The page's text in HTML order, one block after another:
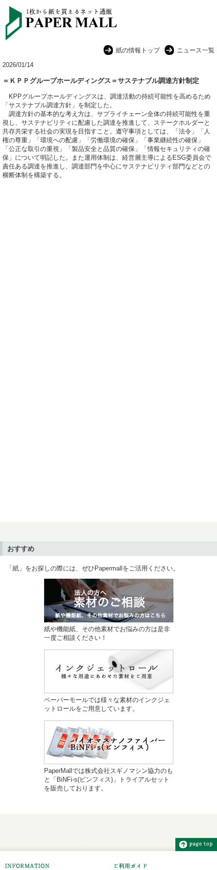
紙の情報トップ
ニュース一覧
2026/01/14
＝ＫＰＰグループホールディングス＝サステナブル調達方針制定
KPPグループホールディングスは、調達活動の持続可能性を高めるため
「サステナブル調達方針」を制定した。
調達方針の基本的な考え方は、サプライチェーン全体の持続可能性を重
視し、サステナビリティに配慮した調達を推進して、ステークホルダーと
共存共栄する社会の実現を目指すこと。遵守事項としては、「法令」「人
権の尊重」「環境への配慮」「労働環境の確保」「事業継続性の確保」
「公正な取引の重視」「製品安全と品質の確保」「情報セキュリティの確
保」について明記した。また運用体制は、経営層主導によるESG委員会で
責任ある調達を推進し、調達部門を中心にサステナビリティ部門などとの
横断体制を構築する。
おすすめ
「紙」をお探しの際には、ぜひPapermallをご活用ください。
紙や機能紙、その他素材でお悩みの方は是非
一度ご相談ください！
ペーパーモールでは様々な素材のインクジェ
ットロールをご用意しています。
PaperMallでは株式会社スギノマシン協力のも
と「BiNFi-s(ビンフィス)」トライアルセット
を販売しております。